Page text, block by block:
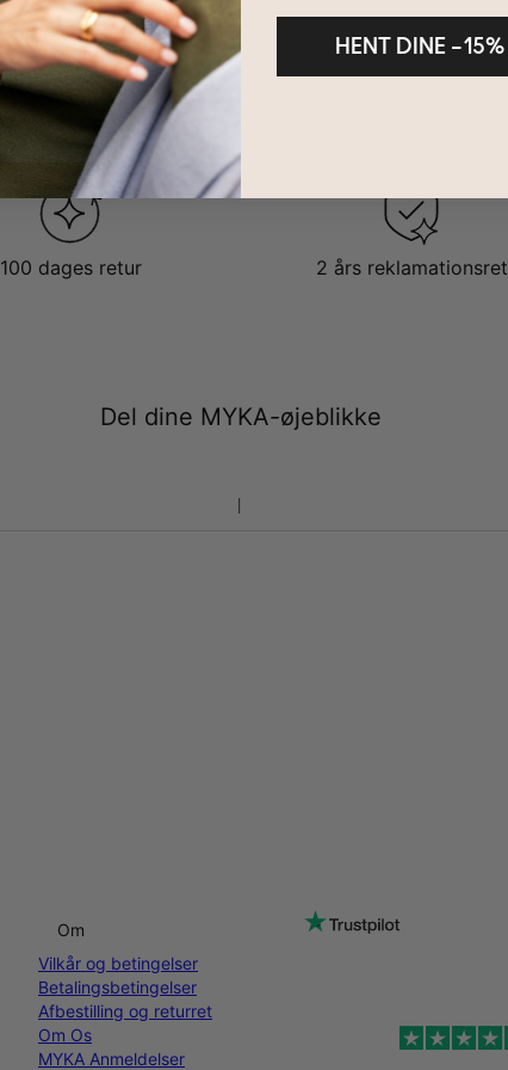
100 dages retur 2 års reklamationsret
Del dine MYKA-øjeblikke
Om
Vilkår og betingelser
Betalingsbetingelser
Afbestilling og returret
Om Os
MYKA Anmeldelser
HENT DINE –15%